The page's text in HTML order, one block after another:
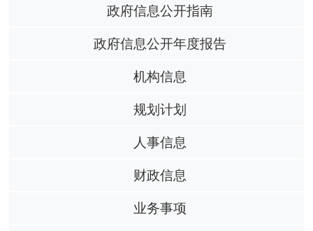
政府信息公开指南
政府信息公开年度报告
机构信息
规划计划
人事信息
财政信息
业务事项